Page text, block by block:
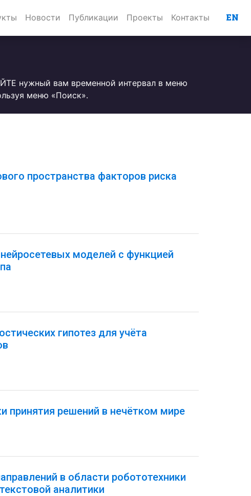
Новости Публикации Проекты Контакты EN
нужный вам временной интервал в меню
меню «Поиск».
пространства факторов риска
моделей с функцией
гипотез для учёта
принятия решений в нечётком мире
в области робототехники
аналитики